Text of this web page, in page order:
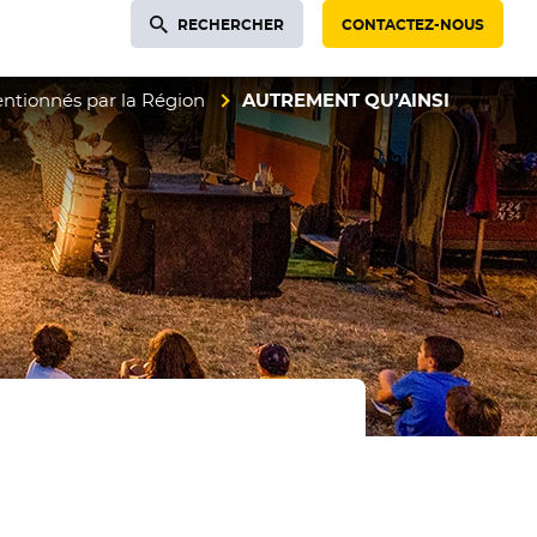
RECHERCHER CONTACTEZ-NOUS
par la Région AUTREMENT QU’AINSI